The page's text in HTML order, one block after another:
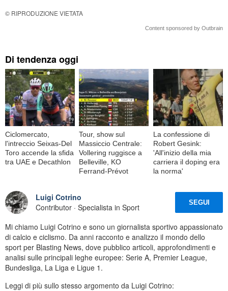
© RIPRODUZIONE VIETATA
Content sponsored by Outbrain
Di tendenza oggi
Ciclomercato,
l'intreccio Seixas-Del
Toro accende la sfida
tra UAE e Decathlon
Tour, show sul
Massiccio Centrale:
Vollering ruggisce a
Belleville, KO
Ferrand-Prévot
La confessione di
Robert Gesink:
'All'inizio della mia
carriera il doping era
la norma'
Luigi Cotrino
Contributor · Specialista in Sport
SEGUI
Mi chiamo Luigi Cotrino e sono un giornalista sportivo appassionato
di calcio e ciclismo. Da anni racconto e analizzo il mondo dello
sport per Blasting News, dove pubblico articoli, approfondimenti e
analisi sulle principali leghe europee: Serie A, Premier League,
Bundesliga, La Liga e Ligue 1.
Leggi di più sullo stesso argomento da Luigi Cotrino: